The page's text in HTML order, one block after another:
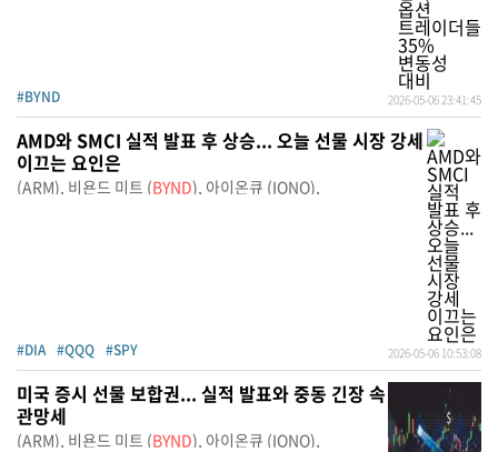
#BYND 2026-05-06 23:41:45
AMD와 SMCI 실적 발표 후 상승... 오늘 선물 시장 강세
이끄는 요인은
(ARM), 비욘드 미트 (BYND), 아이온큐 (IONQ),
#DIA #QQQ #SPY 2026-05-06 10:53:08
미국 증시 선물 보합권... 실적 발표와 중동 긴장 속
관망세
(ARM), 비욘드 미트 (BYND), 아이온큐 (IONQ),